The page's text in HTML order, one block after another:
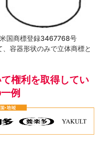
国商標登録3467768号
、容器形状のみで立体商標と
権利を取得してい
例